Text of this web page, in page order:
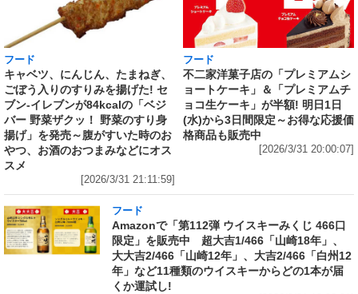
フード
キャベツ、にんじん、たまねぎ、
ごぼう入りのすりみを揚げた! セ
ブン‐イレブンが84kcalの「ベジ
バー 野菜ザクッ！ 野菜のすり身
揚げ」を発売～腹がすいた時のお
やつ、お酒のおつまみなどにオス
スメ
[2026/3/31 21:11:59]
フード
不二家洋菓子店の「プレミアムシ
ョートケーキ」＆「プレミアムチ
ョコ生ケーキ」が半額! 明日1日
(水)から3日間限定～お得な応援価
格商品も販売中
[2026/3/31 20:00:07]
フード
Amazonで「第112弾 ウイスキーみくじ 466口
限定」を販売中 超大吉1/466「山崎18年」、
大大吉2/466「山崎12年」、大吉2/466「白州12
年」など11種類のウイスキーからどの1本が届
くか運試し!